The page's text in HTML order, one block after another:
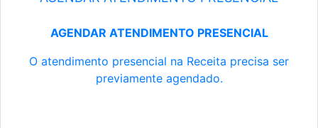
AGENDAR ATENDIMENTO PRESENCIAL
O atendimento presencial na Receita precisa ser
previamente agendado.